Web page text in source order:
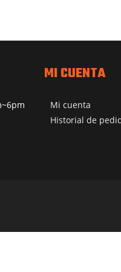
MI CUENTA
Mi cuenta
Historial de